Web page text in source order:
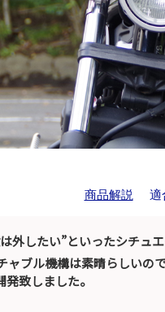
商品解説 適
したい”といったシチュ
ブル機構は素晴らしい
致しました。